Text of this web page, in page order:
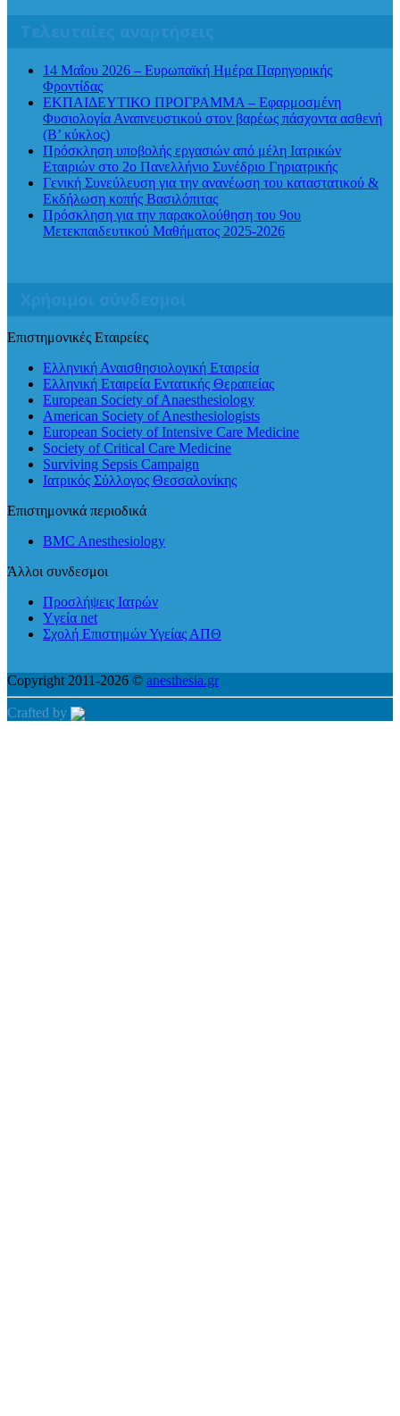
14 Μαΐου 2026 – Ευρωπαϊκή Ημέρα Παρηγορικής
Φροντίδας
ΕΚΠΑΙΔΕΥΤΙΚΟ ΠΡΟΓΡΑΜΜΑ – Εφαρμοσμένη
Φυσιολογία Αναπνευστικού στον βαρέως πάσχοντα ασθενή
(Β’ κύκλος)
Πρόσκληση υποβολής εργασιών από μέλη Ιατρικών
Εταιριών στο 2ο Πανελλήνιο Συνέδριο Γηριατρικής
Γενική Συνεύλευση για την ανανέωση του καταστατικού &
Εκδήλωση κοπής Βασιλόπιτας
Πρόσκληση για την παρακολούθηση του 9ου
Μετεκπαιδευτικού Μαθήματος 2025-2026
Επιστημονικές Εταιρείες
Ελληνική Αναισθησιολογική Εταιρεία
Ελληνική Εταιρεία Εντατικής Θεραπείας
European Society of Anaesthesiology
American Society of Anesthesiologists
European Society of Intensive Care Medicine
Society of Critical Care Medicine
Surviving Sepsis Campaign
Ιατρικός Σύλλογος Θεσσαλονίκης
Επιστημονικά περιοδικά
BMC Anesthesiology
Άλλοι συνδεσμοι
Προσλήψεις Ιατρών
Yγεία net
Σχολή Επιστημών Υγείας ΑΠΘ
Copyright 2011-2026 © anesthesia.gr
Crafted by